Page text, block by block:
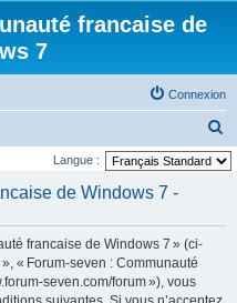
francaise de
7
Connexion
e
Langue :
de Windows 7 -
francaise de Windows 7 » (ci-
« Forum-seven : Communauté
seven.com/forum »), vous